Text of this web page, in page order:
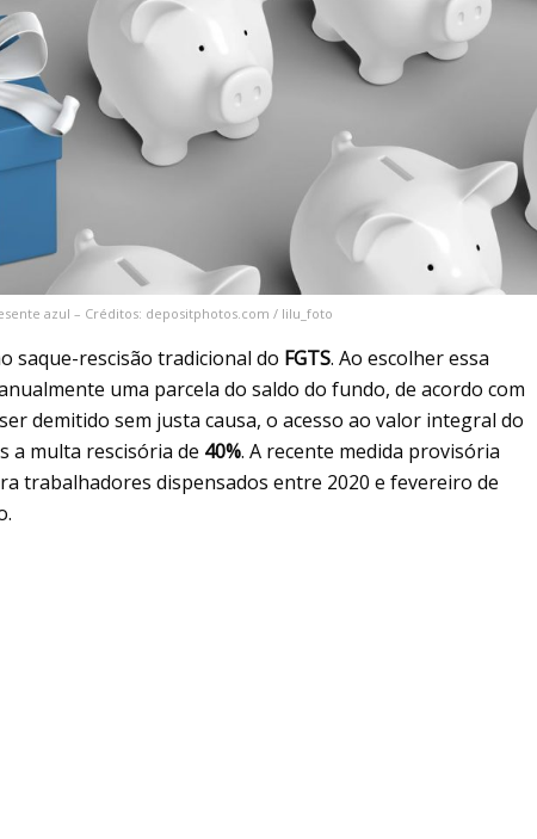
azul – Créditos: depositphotos.com / lilu_foto
saque-rescisão tradicional do FGTS. Ao escolher essa
uma parcela do saldo do fundo, de acordo com
demitido sem justa causa, o acesso ao valor integral do
a multa rescisória de 40%. A recente medida provisória
trabalhadores dispensados entre 2020 e fevereiro de